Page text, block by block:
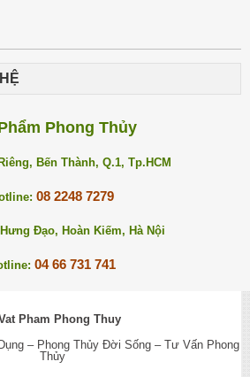
Phong Thủy
Bến Thành, Q.1, Tp.HCM
08 2248 7279
Đạo, Hoàn Kiếm, Hà Nội
04 66 731 741
– Phong Thủy Đời Sống – Tư Vấn Phong
Thủy